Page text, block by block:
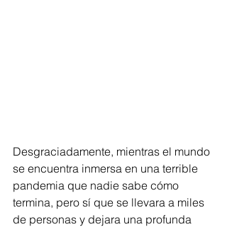
Desgraciadamente, mientras el mundo
se encuentra inmersa en una terrible
pandemia que nadie sabe cómo
termina, pero sí que se llevara a miles
de personas y dejara una profunda